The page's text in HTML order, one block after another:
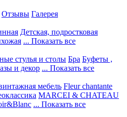
Отзывы Галерея
Детская, подростковая
... Показать все
стулья и столы Бра Буфеты ,
и декор ... Показать все
мебель Fleur chantante
MARCEI & CHATEAU
... Показать все